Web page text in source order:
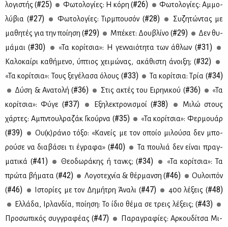
λο­γι­στής (#25) Φω­το­λο­γί­ες: Η κό­ρη (#26)
Φω­το­λο­γί­ες: Αμ­μο­
λύ­βια (#27) Φω­το­λο­γί­ες: Τιρ­μπου­σόν (#28)
Συ­ζη­τώ­ντας με
μα­θη­τές για την ποί­η­ση (#29) Μπέ­κετ: Δου­βλί­νο (#29)
Δεν θυ­
μά­μαι (#30) «Τα κο­ρί­τσια»: Η γεν­ναιό­τη­τα των άθλων (#31)
Kα­λο­καί­ρι κα­θή­με­νο, ύπτιος χει­μώ­νας, ακά­θι­στη άνοι­ξη; (#32)
«Τα κο­ρί­τσια»: Τους ξε­γέ­λα­σα όλους (#33) Τα κο­ρί­τσια: Τρία (#34)
Δύ­ση & Ανα­το­λή (#36) Στις ακτές του Ει­ρη­νι­κού (#36)
«Τα
κο­ρί­τσια»: Φύ­γε (#37) Εξη­λε­κτρο­νι­σμοί (#38)
Μι­λώ στους
χάρ­τες: Αμπ­ντουλ­ρα­ζάκ Γκούρ­να (#35)
«Τα κο­ρί­τσια»: Φερ­μουάρ
(#39)
Ου(κ)ρά­νιο τό­ξο: «Κα­νείς με τον οποίο μι­λού­σα δεν μπο­
ρού­σε να δια­βά­σει τι έγρα­φα» (#40)
Τα που­λιά δεν εί­ναι πραγ­
μα­τι­κά (#41) Θε­ο­δω­ρά­κης ή τανκς; (#34)
«Τα κο­ρί­τσια»: Τα
πρώ­τα βή­μα­τα (#42) Λο­γο­τε­χνία & θέρ­μαν­ση (#46)
Ου­λοι­πόν
(#46) Ιστο­ρί­ες με τον Δη­μή­τρη Άνα­λι (#47) 400 λέ­ξεις (#48)
Ελ­λά­δα, Ιρ­λαν­δία, ποί­η­ση: Το ίδιο θέ­μα σε τρεις λέ­ξεις; (#43)
Προ­σω­πι­κός συγ­γρα­φέ­ας (#47)
Πα­ρα­γρα­φί­ες: Αρ­κου­δί­τσα Μι­